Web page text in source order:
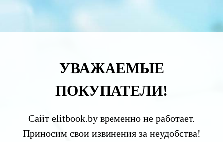
УВАЖАЕМЫЕ
ПОКУПАТЕЛИ!
Сайт elitbook.by временно не работает.
Приносим свои извинения за неудобства!